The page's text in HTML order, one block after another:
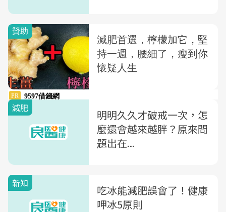
減肥
明明久久才破戒一次，怎
麼還會越來越胖？原來問
題出在...
新知
吃冰能減肥誤會了！健康
呷冰5原則